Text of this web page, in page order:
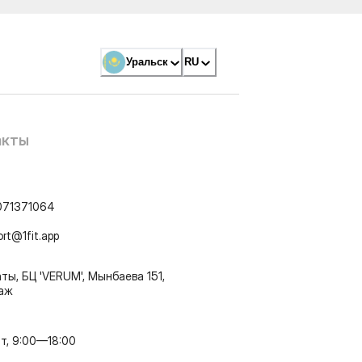
Уральск RU
БЦ 'VERUM', Мынбаева 151,
9:00—18:00